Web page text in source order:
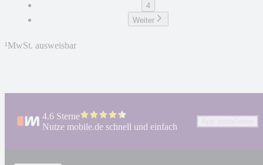
4
Weiter
¹MwSt. ausweisbar
4.6 Sterne
Nutze mobile.de schnell und einfach